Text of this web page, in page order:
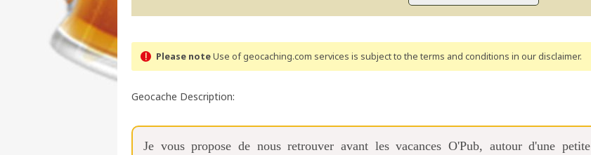
Please noteUse of geocaching.com services is subject to the terms and conditions in our disclaimer.
Geocache Description:
Je vous propose de nous retrouver avant les vacances O'Pub, autour d'une petite